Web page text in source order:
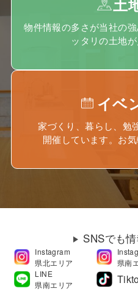
物件情報の多さが当社の
ッタリの土地が
イベ
家づくり、暮らし、勉
開催しています。お
SNSでも
Instagram
県北エリア
県南
LINE
県南エリア